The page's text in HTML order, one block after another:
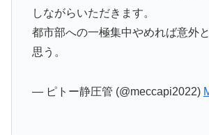
しながらいただきます。
都市部への一極集中やめれば意外
思う。
— ピトー静圧管 (@meccapi2022)